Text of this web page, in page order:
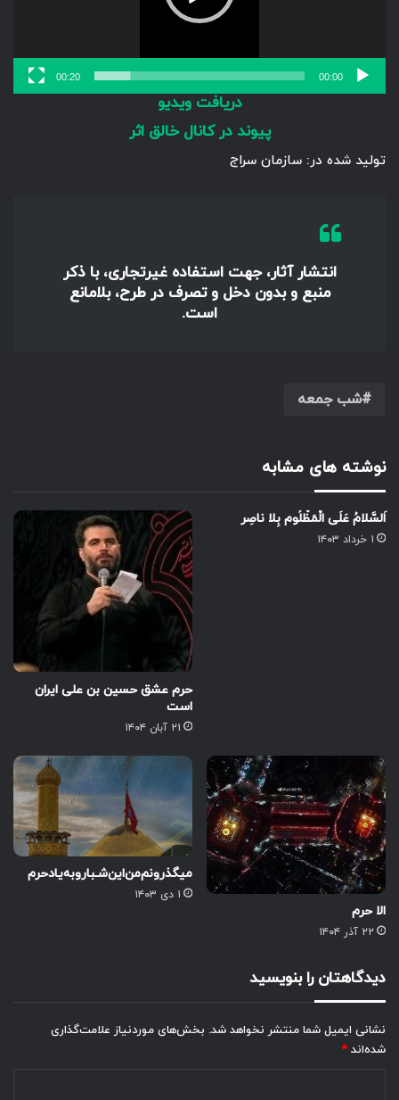
00:00
00:20
دریافت ویدیو
پیوند در کانال خالق اثر
تولید شده در: سازمان سراج
انتشار آثار، جهت استفاده غیرتجاری، با ذکر
منبع و بدون دخل و تصرف در طرح، بلامانع
است.
شب جمعه
نوشته های مشابه
اَلسَّلامُ عَلَى الْمَظْلُوم بِلا ناصِر
۱ خرداد ۱۴۰۳
حرم عشق حسین بن علی ایران
است
۲۱ آبان ۱۴۰۴
الا حرم
۲۲ آذر ۱۴۰۴
میگذرونم‌من‌این‌شـبا‌رو‌به‌یاد‌حرم
۱ دی ۱۴۰۳
دیدگاهتان را بنویسید
نشانی ایمیل شما منتشر نخواهد شد. بخش‌های موردنیاز علامت‌گذاری
شده‌اند *